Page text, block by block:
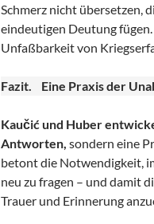
Schmerz nicht übersetzen,
eindeutigen Deutung
Unfaßbarkeit von
Fazit. Eine Praxis der
Kaučić und Huber
Antworten, sondern eine
betont die Notwendigkeit,
neu zu fragen – und damit
Trauer und Erinnerung